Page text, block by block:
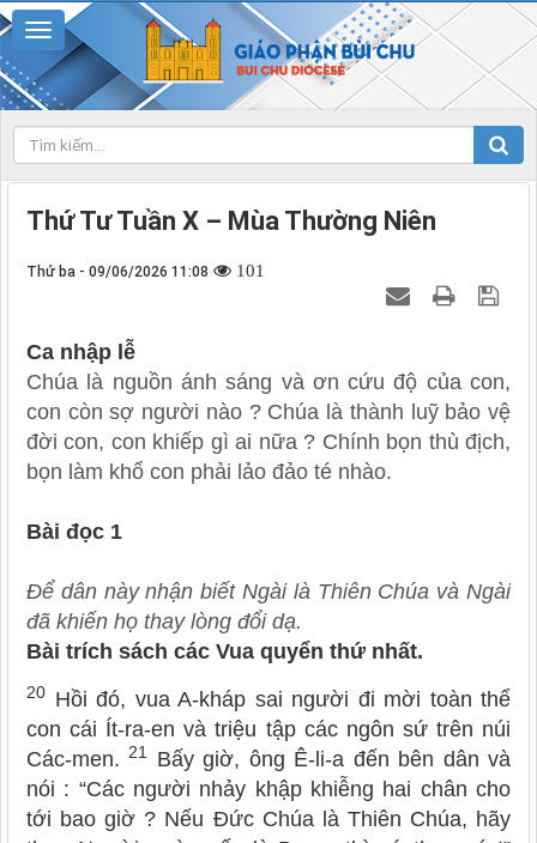
Thứ Tư Tuần X – Mùa Thường Niên
Thứ ba - 09/06/2026 11:08 101
Ca nhập lễ
Chúa là nguồn ánh sáng và ơn cứu độ của con,
con còn sợ người nào ? Chúa là thành luỹ bảo vệ
đời con, con khiếp gì ai nữa ? Chính bọn thù địch,
bọn làm khổ con phải lảo đảo té nhào.
Bài đọc 1
Để dân này nhận biết Ngài là Thiên Chúa và Ngài
đã khiến họ thay lòng đổi dạ.
Bài trích sách các Vua quyển thứ nhất.
20 Hồi đó, vua A-kháp sai người đi mời toàn thể
con cái Ít-ra-en và triệu tập các ngôn sứ trên núi
Các-men.21
Bấy giờ, ông Ê-li-a đến bên dân và
nói : “Các người nhảy khập khiễng hai chân cho
tới bao giờ ? Nếu Đức Chúa là Thiên Chúa, hãy